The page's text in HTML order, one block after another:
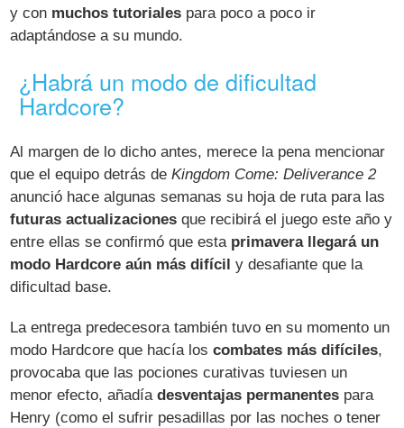
y con muchos tutoriales para poco a poco ir
adaptándose a su mundo.
¿Habrá un modo de dificultad
Hardcore?
Al margen de lo dicho antes, merece la pena mencionar
que el equipo detrás deKingdom Come: Deliverance 2
anunció hace algunas semanas su hoja de ruta para las
futuras actualizaciones que recibirá el juego este año y
entre ellas se confirmó que esta primavera llegará un
modo Hardcore aún más difícil y desafiante que la
dificultad base.
La entrega predecesora también tuvo en su momento un
modo Hardcore que hacía loscombates más difíciles,
provocaba que las pociones curativas tuviesen un
menor efecto, añadíadesventajas permanentes para
Henry (como el sufrir pesadillas por las noches o tener